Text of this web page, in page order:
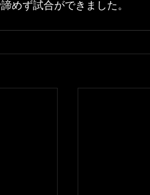
めず試合ができました。